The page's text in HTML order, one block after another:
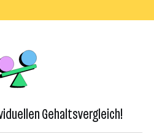
Gehaltsvergleich!